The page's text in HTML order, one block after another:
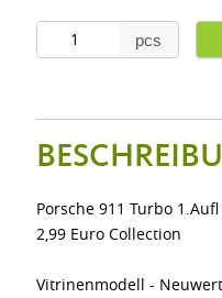
pcs
Porsche 911 Turbo
2,99 Euro Collection
Vitrinenmodell -